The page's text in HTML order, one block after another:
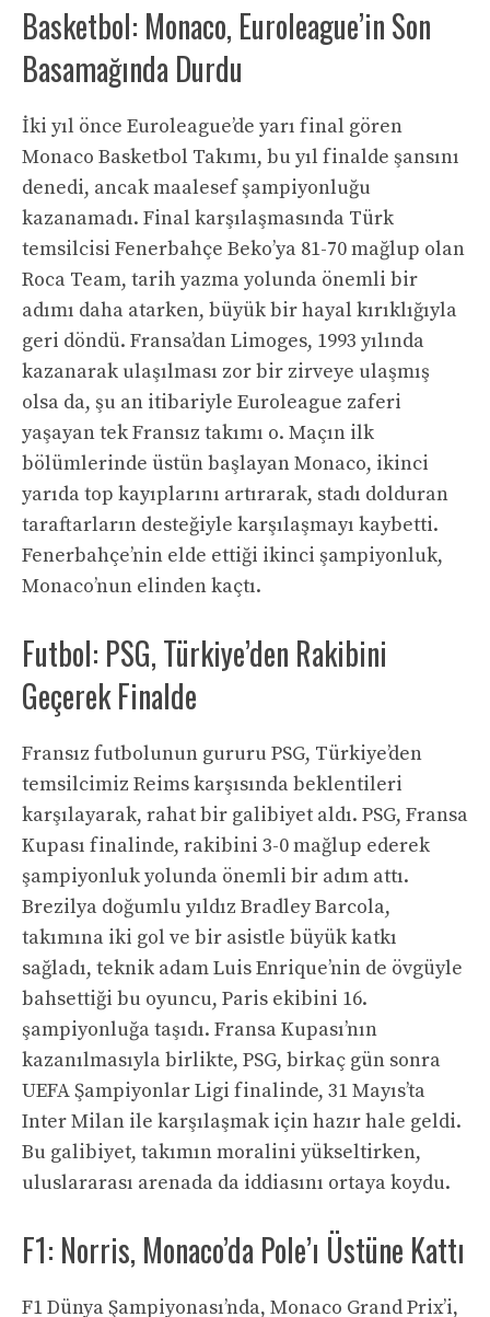
Basketbol: Monaco, Euroleague’in Son
Basamağında Durdu
İki yıl önce Euroleague’de yarı final gören
Monaco Basketbol Takımı, bu yıl finalde şansını
denedi, ancak maalesef şampiyonluğu
kazanamadı. Final karşılaşmasında Türk
temsilcisi Fenerbahçe Beko’ya 81-70 mağlup olan
Roca Team, tarih yazma yolunda önemli bir
adımı daha atarken, büyük bir hayal kırıklığıyla
geri döndü. Fransa’dan Limoges, 1993 yılında
kazanarak ulaşılması zor bir zirveye ulaşmış
olsa da, şu an itibariyle Euroleague zaferi
yaşayan tek Fransız takımı o. Maçın ilk
bölümlerinde üstün başlayan Monaco, ikinci
yarıda top kayıplarını artırarak, stadı dolduran
taraftarların desteğiyle karşılaşmayı kaybetti.
Fenerbahçe’nin elde ettiği ikinci şampiyonluk,
Monaco’nun elinden kaçtı.
Futbol: PSG, Türkiye’den Rakibini
Geçerek Finalde
Fransız futbolunun gururu PSG, Türkiye’den
temsilcimiz Reims karşısında beklentileri
karşılayarak, rahat bir galibiyet aldı. PSG, Fransa
Kupası finalinde, rakibini 3-0 mağlup ederek
şampiyonluk yolunda önemli bir adım attı.
Brezilya doğumlu yıldız Bradley Barcola,
takımına iki gol ve bir asistle büyük katkı
sağladı, teknik adam Luis Enrique’nin de övgüyle
bahsettiği bu oyuncu, Paris ekibini 16.
şampiyonluğa taşıdı. Fransa Kupası’nın
kazanılmasıyla birlikte, PSG, birkaç gün sonra
UEFA Şampiyonlar Ligi finalinde, 31 Mayıs’ta
Inter Milan ile karşılaşmak için hazır hale geldi.
Bu galibiyet, takımın moralini yükseltirken,
uluslararası arenada da iddiasını ortaya koydu.
F1: Norris, Monaco’da Pole’ı Üstüne Kattı
F1 Dünya Şampiyonası’nda, Monaco Grand Prix’i,